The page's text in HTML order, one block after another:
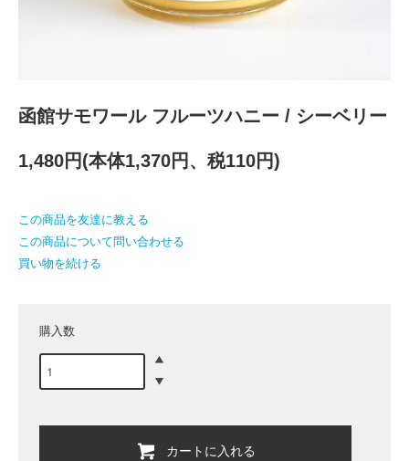
函館サモワール フルーツハニー / シーベリー
1,480円(本体1,370円、税110円)
この商品を友達に教える
この商品について問い合わせる
買い物を続ける
購入数
カートに入れる